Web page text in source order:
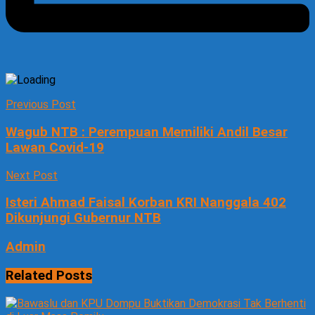
Previous Post
Wagub NTB : Perempuan Memiliki Andil Besar
Lawan Covid-19
Next Post
Isteri Ahmad Faisal Korban KRI Nanggala 402
Dikunjungi Gubernur NTB
Admin
Related Posts